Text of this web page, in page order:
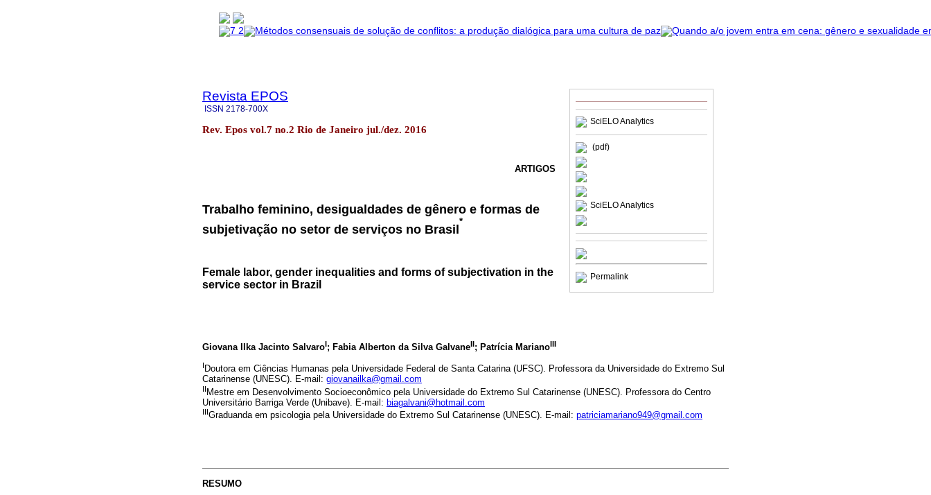
SciELO Analytics
(pdf)
SciELO Analytics
Permalink
Revista EPOS
ISSN 2178-700X
Rev. Epos vol.7 no.2 Rio de Janeiro jul./dez. 2016
ARTIGOS
Trabalho feminino, desigualdades de gênero e formas de
subjetivação no setor de serviços no Brasil
*
Female labor, gender inequalities and forms of subjectivation in the
service sector in Brazil
Giovana Ilka Jacinto SalvaroI; Fabia Alberton da Silva GalvaneII; Patrícia MarianoIII
I Doutora em Ciências Humanas pela Universidade Federal de Santa Catarina (UFSC). Professora da Universidade do Extremo Sul
Catarinense (UNESC). E-mail: giovanailka@gmail.com
IIMestre em Desenvolvimento Socioeconômico pela Universidade do Extremo Sul Catarinense (UNESC). Professora do Centro
Universitário Barriga Verde (Unibave). E-mail: biagalvani@hotmail.com
IIIGraduanda em psicologia pela Universidade do Extremo Sul Catarinense (UNESC). E-mail: patriciamariano949@gmail.com
RESUMO